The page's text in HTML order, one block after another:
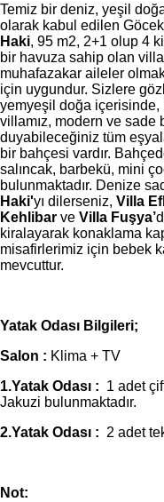
Temiz bir deniz, yeşil
olarak kabul edilen
Haki, 95 m2, 2+1 olup 4
bir havuza sahip olan
muhafazakar aileler
için uygundur. Sizlere
yemyeşil doğa içerisinde,
villamız, modern ve sade
duyabileceğiniz tüm
bir bahçesi vardır.
salıncak, barbekü, mini
bulunmaktadır. Denize
Haki'yı dilerseniz, Villa
Kehlibar ve Villa Fuşya’
kiralayarak konaklama
misafirlerimiz için bebek
mevcuttur.
Yatak Odası Bilgileri;
Salon : Klima + TV
1.Yatak Odası : 1 adet
Jakuzi bulunmaktadır.
2.Yatak Odası : 2 adet
Not: